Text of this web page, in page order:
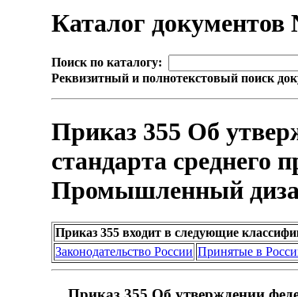
Каталог документов
Поиск по каталогу:
Реквизитный и полнотекстовый поиск
Приказ 355 Об
стандарта среднего
Промышленный
Приказ 355 входит в следующие
Законодательство России Принятые в